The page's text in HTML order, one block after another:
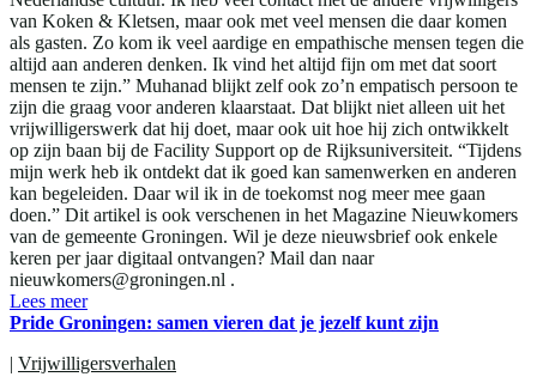
van Koken & Kletsen, maar ook met veel mensen die daar komen
als gasten. Zo kom ik veel aardige en empathische mensen tegen die
altijd aan anderen denken. Ik vind het altijd fijn om met dat soort
mensen te zijn.” Muhanad blijkt zelf ook zo’n empatisch persoon te
zijn die graag voor anderen klaarstaat. Dat blijkt niet alleen uit het
vrijwilligerswerk dat hij doet, maar ook uit hoe hij zich ontwikkelt
op zijn baan bij de Facility Support op de Rijksuniversiteit. “Tijdens
mijn werk heb ik ontdekt dat ik goed kan samenwerken en anderen
kan begeleiden. Daar wil ik in de toekomst nog meer mee gaan
doen.” Dit artikel is ook verschenen in het Magazine Nieuwkomers
van de gemeente Groningen. Wil je deze nieuwsbrief ook enkele
keren per jaar digitaal ontvangen? Mail dan naar
nieuwkomers@groningen.nl .
Lees meer
Pride Groningen: samen vieren dat je jezelf kunt zijn
| Vrijwilligersverhalen